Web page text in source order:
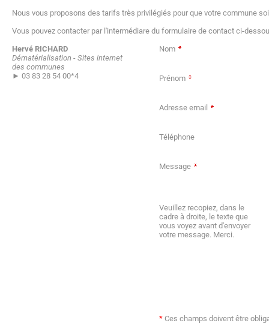
Nous vous proposons des tarifs très privilégiés pour que votre commune
Vous pouvez contacter par l'intermédiare du formulaire de contact ci-
Hervé RICHARD
Dématérialisation - Sites internet
des communes
► 03 83 28 54 00*4
Nom
Prénom
Adresse email
Téléphone
Message
Veuillez recopiez, dans le
cadre à droite, le texte que
vous voyez avant d'envoyer
votre message. Merci.
* Ces champs doivent être